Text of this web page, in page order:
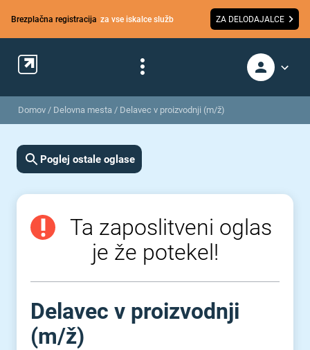
Brezplačna registracija za vse iskalce služb ZA DELODAJALCE
Domov / Delovna mesta / Delavec v proizvodnji (m/ž)
Poglej ostale oglase
Ta zaposlitveni oglas
je že potekel!
Delavec v proizvodnji
(m⁠/⁠ž)